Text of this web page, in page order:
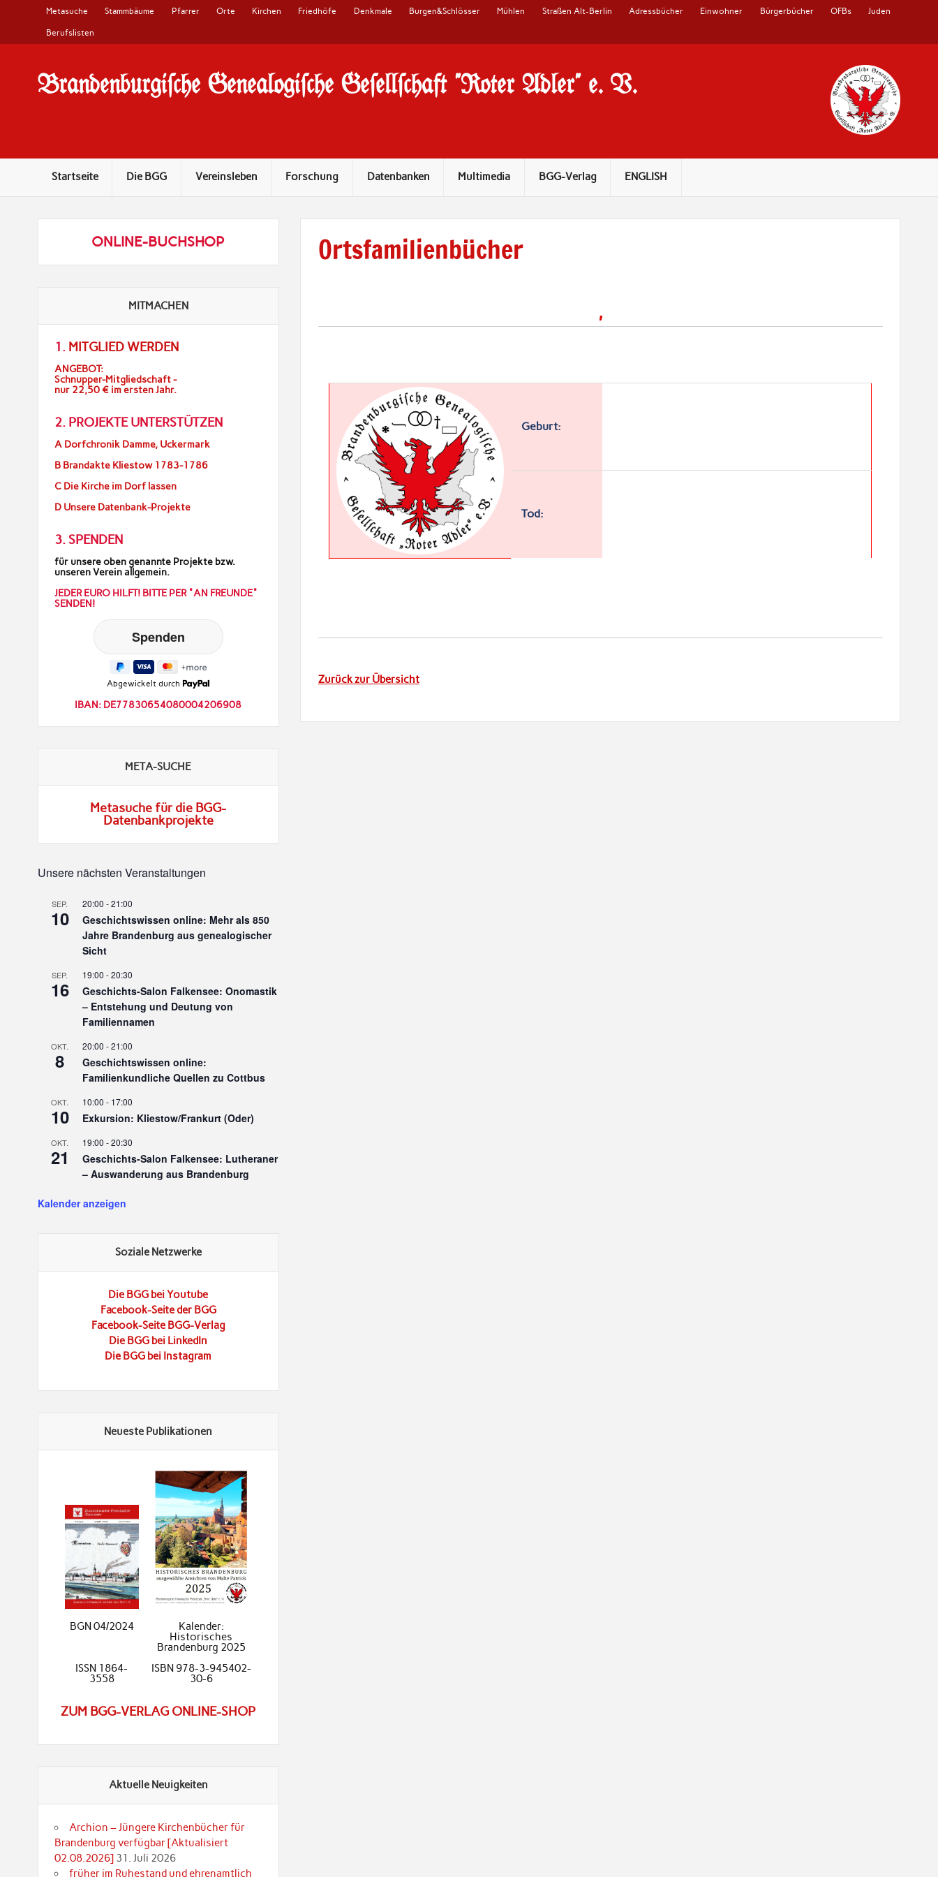
Metasuche Stammbäume Pfarrer Orte Kirchen Friedhöfe Denkmale Burgen&Schlösser Mühlen Straßen Alt-Berlin Adressbücher Einwohner Bürgerbücher OFBs Juden
Berufslisten
Brandenburgi#che Genealogi#che Ge#ell#chaft "Roter Adler" e. V.
Startseite Die BGG Vereinsleben Forschung Datenbanken Multimedia BGG-Verlag ENGLISH
Ortsfamilienbücher
,
Geburt:
Tod:
Zurück zur Übersicht
ONLINE-BUCHSHOP
MITMACHEN
1. MITGLIED WERDEN
ANGEBOT:
Schnupper-Mitgliedschaft -
nur 22,50 € im ersten Jahr.
2. PROJEKTE UNTERSTÜTZEN
A Dorfchronik Damme, Uckermark
B Brandakte Kliestow 1783-1786
C Die Kirche im Dorf lassen
D Unsere Datenbank-Projekte
3. SPENDEN
für unsere oben genannte Projekte bzw.
unseren Verein allgemein.
JEDER EURO HILFT! BITTE PER "AN FREUNDE"
SENDEN!
Abgewickelt durch
IBAN: DE77830654080004206908
META-SUCHE
Metasuche für die BGG-
Datenbankprojekte
Unsere nächsten Veranstaltungen
SEP.
10
20:00 -21:00
Geschichtswissen online: Mehr als 850
Jahre Brandenburg aus genealogischer
Sicht
SEP.
16
19:00 -20:30
Geschichts-Salon Falkensee: Onomastik
– Entstehung und Deutung von
Familiennamen
OKT.
8
20:00 -21:00
Geschichtswissen online:
Familienkundliche Quellen zu Cottbus
OKT.
10
10:00 - 17:00
Exkursion: Kliestow/Frankurt (Oder)
OKT.
21
19:00 -20:30
Geschichts-Salon Falkensee: Lutheraner
– Auswanderung aus Brandenburg
Kalender anzeigen
Soziale Netzwerke
Die BGG bei Youtube
Facebook-Seite der BGG
Facebook-Seite BGG-Verlag
Die BGG bei LinkedIn
Die BGG bei Instagram
Neueste Publikationen
BGN 04/2024
Kalender:
Historisches
Brandenburg 2025
ISSN 1864-
3558
ISBN 978-3-945402-
30-6
ZUM BGG-VERLAG ONLINE-SHOP
Aktuelle Neuigkeiten
Archion – Jüngere Kirchenbücher für
Brandenburg verfügbar [Aktualisiert
02.08.2026] 31. Juli 2026
früher im Ruhestand und ehrenamtlich